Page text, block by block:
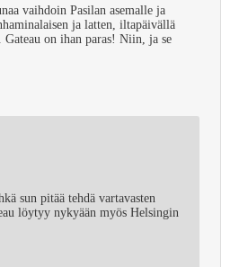
vaihdoin Pasilan asemalle ja
ja latten, iltapäivällä
on ihan paras! Niin, ja se
sun pitää tehdä vartavasten
löytyy nykyään myös Helsingin